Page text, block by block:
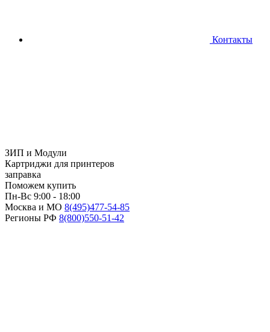
Контакты
ЗИП и Модули
Картриджи для принтеров
заправка
Поможем купить
Пн-Вс 9:00 - 18:00
Москва и МО 8(495)477-54-85
Регионы РФ 8(800)550-51-42